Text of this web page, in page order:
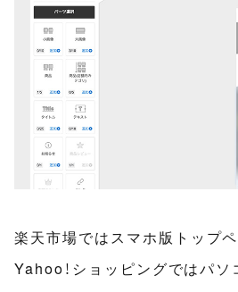
楽天市場ではスマホ版トップペ
Yahoo！ショッピングではパソ